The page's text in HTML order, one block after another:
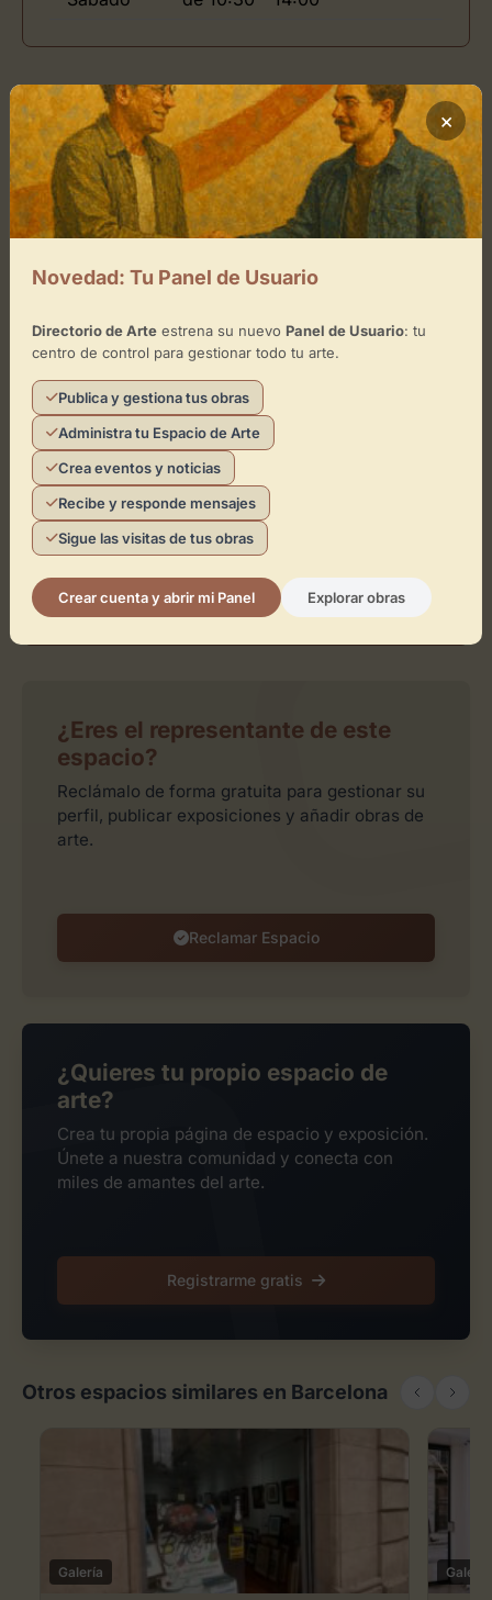
Ubicación de LAB-ART
Enmarcación-Restauración
Cómo llegar
LAB-ART Enmarcación-Restauración
−
Toca el mapa para interactuar
Activar Mapa
¿Eres el representante de este
espacio?
Reclámalo de forma gratuita para gestionar su
perfil, publicar exposiciones y añadir obras de
arte.
Reclamar Espacio
¿Quieres tu propio espacio de
arte?
Crea tu propia página de espacio y exposición.
Únete a nuestra comunidad y conecta con
miles de amantes del arte.
Registrarme gratis
Otros espacios similares en Barcelona
Galería Galería
×
Novedad: Tu Panel de Usuario
Directorio de Arteestrena su nuevo Panel de Usuario: tu
centro de control para gestionar todo tu arte.
Publica y gestiona tus obras
Administra tu Espacio de Arte
Crea eventos y noticias
Recibe y responde mensajes
Sigue las visitas de tus obras
Crear cuenta y abrir mi Panel Explorar obras